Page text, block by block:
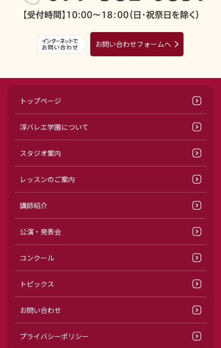
お問い合わせフォームへ
トップページ
淳バレエ学園について
スタジオ案内
レッスンのご案内
講師紹介
公演・発表会
コンクール
トピックス
お問い合わせ
プライバシーポリシー